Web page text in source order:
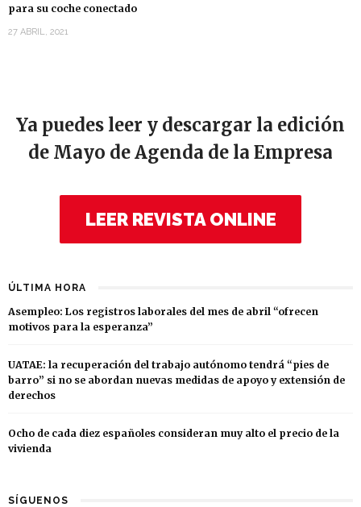
para su coche conectado
27 ABRIL, 2021
Ya puedes leer y descargar la edición
de Mayo de Agenda de la Empresa
LEER REVISTA ONLINE
ÚLTIMA HORA
Asempleo: Los registros laborales del mes de abril “ofrecen
motivos para la esperanza”
UATAE: la recuperación del trabajo autónomo tendrá “pies de
barro” si no se abordan nuevas medidas de apoyo y extensión de
derechos
Ocho de cada diez españoles consideran muy alto el precio de la
vivienda
SÍGUENOS